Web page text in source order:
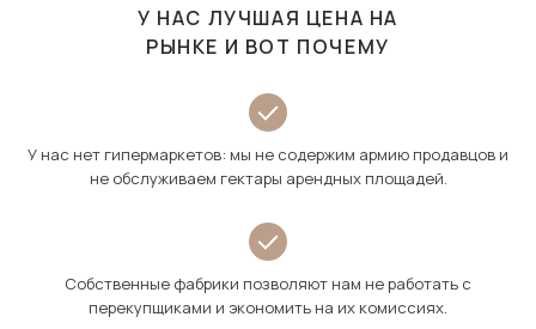
У НАС ЛУЧШАЯ ЦЕНА НА
РЫНКЕ И ВОТ ПОЧЕМУ
У нас нет гипермаркетов: мы не содержим армию продавцов и
не обслуживаем гектары арендных площадей.
Собственные фабрики позволяют нам не работать с
перекупщиками и экономить на их комиссиях.